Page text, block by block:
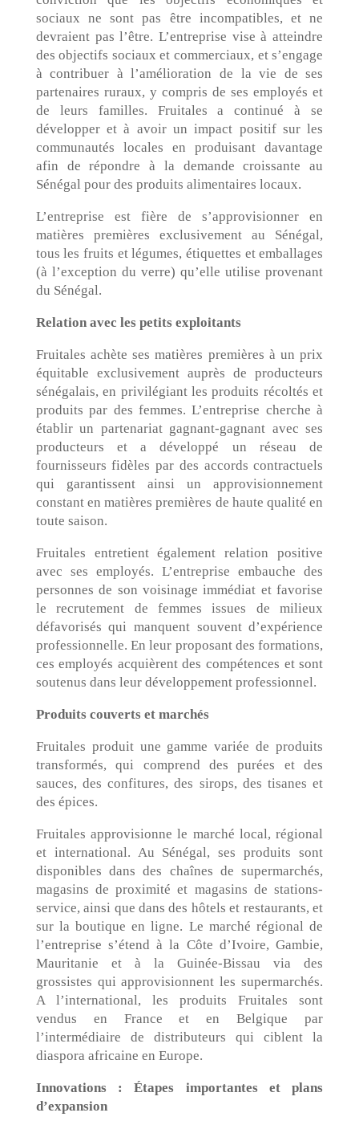
sociaux ne sont pas être incompatibles, et ne
devraient pas l’être. L’entreprise vise à atteindre
des objectifs sociaux et commerciaux, et s’engage
à contribuer à l’amélioration de la vie de ses
partenaires ruraux, y compris de ses employés et
de leurs familles. Fruitales a continué à se
développer et à avoir un impact positif sur les
communautés locales en produisant davantage
afin de répondre à la demande croissante au
Sénégal pour des produits alimentaires locaux.
L’entreprise est fière de s’approvisionner en
matières premières exclusivement au Sénégal,
tous les fruits et légumes, étiquettes et emballages
(à l’exception du verre) qu’elle utilise provenant
du Sénégal.
Relation avec les petits exploitants
Fruitales achète ses matières premières à un prix
équitable exclusivement auprès de producteurs
sénégalais, en privilégiant les produits récoltés et
produits par des femmes. L’entreprise cherche à
établir un partenariat gagnant-gagnant avec ses
producteurs et a développé un réseau de
fournisseurs fidèles par des accords contractuels
qui garantissent ainsi un approvisionnement
constant en matières premières de haute qualité en
toute saison.
Fruitales entretient également relation positive
avec ses employés. L’entreprise embauche des
personnes de son voisinage immédiat et favorise
le recrutement de femmes issues de milieux
défavorisés qui manquent souvent d’expérience
professionnelle. En leur proposant des formations,
ces employés acquièrent des compétences et sont
soutenus dans leur développement professionnel.
Produits couverts et marchés
Fruitales produit une gamme variée de produits
transformés, qui comprend des purées et des
sauces, des confitures, des sirops, des tisanes et
des épices.
Fruitales approvisionne le marché local, régional
et international. Au Sénégal, ses produits sont
disponibles dans des chaînes de supermarchés,
magasins de proximité et magasins de stations-
service, ainsi que dans des hôtels et restaurants, et
sur la boutique en ligne. Le marché régional de
l’entreprise s’étend à la Côte d’Ivoire, Gambie,
Mauritanie et à la Guinée-Bissau via des
grossistes qui approvisionnent les supermarchés.
A l’international, les produits Fruitales sont
vendus en France et en Belgique par
l’intermédiaire de distributeurs qui ciblent la
diaspora africaine en Europe.
Innovations : Étapes importantes et plans
d’expansion